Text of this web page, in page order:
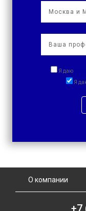
Я даю
Я
О компании
+7